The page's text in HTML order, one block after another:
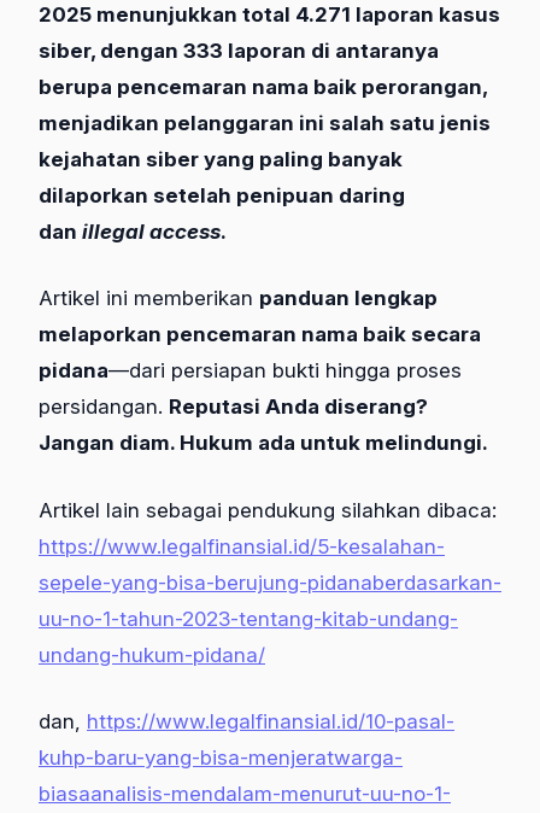
2025 menunjukkan total 4.271 laporan kasus
siber, dengan 333 laporan di antaranya
berupa pencemaran nama baik perorangan,
menjadikan pelanggaran ini salah satu jenis
kejahatan siber yang paling banyak
dilaporkan setelah penipuan daring
dan illegal access.
Artikel ini memberikan panduan lengkap
melaporkan pencemaran nama baik secara
pidana—dari persiapan bukti hingga proses
persidangan. Reputasi Anda diserang?
Jangan diam. Hukum ada untuk melindungi.
Artikel lain sebagai pendukung silahkan dibaca:
https://www.legalfinansial.id/5-kesalahan-
sepele-yang-bisa-berujung-pidanaberdasarkan-
uu-no-1-tahun-2023-tentang-kitab-undang-
undang-hukum-pidana/
dan, https://www.legalfinansial.id/10-pasal-
kuhp-baru-yang-bisa-menjeratwarga-
biasaanalisis-mendalam-menurut-uu-no-1-